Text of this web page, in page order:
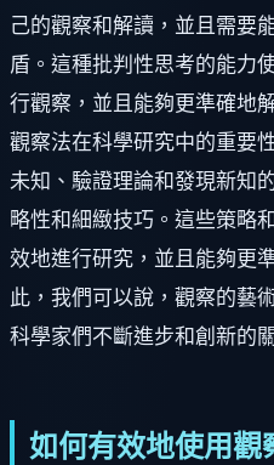
己的觀察和解讀，並且需要
盾。這種批判性思考的能力
行觀察，並且能夠更準確地
觀察法在科學研究中的重要
未知、驗證理論和發現新知
略性和細緻技巧。這些策略
效地進行研究，並且能夠更
此，我們可以說，觀察的藝
科學家們不斷進步和創新的
如何有效地使用觀